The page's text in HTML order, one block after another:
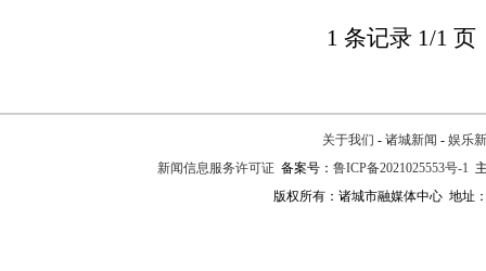
1 条记录 1/1 页
关于我们 - 诸城新闻 - 娱乐
新闻信息服务许可证备案号： 鲁ICP备2021025553号-1
版权所有：诸城市融媒体中心 地址